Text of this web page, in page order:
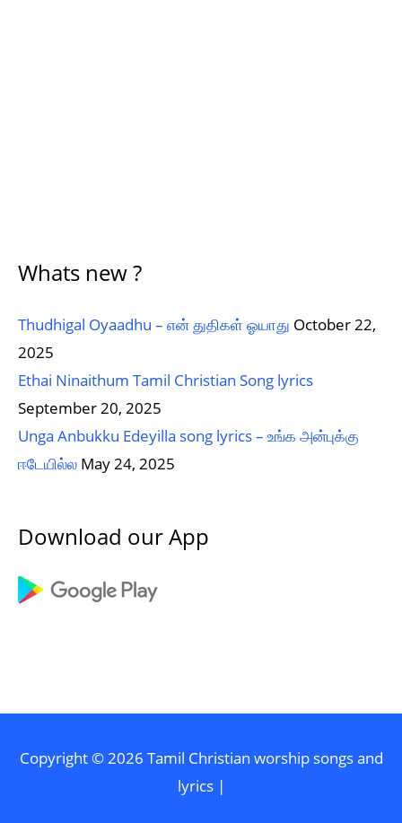
Whats new ?
Thudhigal Oyaadhu – என் துதிகள் ஓயாது October 22,
2025
Ethai Ninaithum Tamil Christian Song lyrics
September 20, 2025
Unga Anbukku Edeyilla song lyrics – உங்க அன்புக்கு
ஈடேயில்ல May 24, 2025
Download our App
Copyright © 2026 Tamil Christian worship songs and
lyrics|